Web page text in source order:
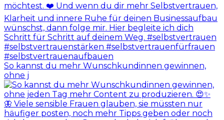
So kannst du mehr Wunschkundinnen gewinnen,
ohne j